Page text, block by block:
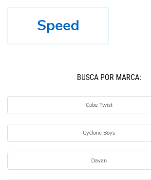
Speed
BUSCÁ POR MARCA:
Cube Twist
Cyclone Boys
Dayan